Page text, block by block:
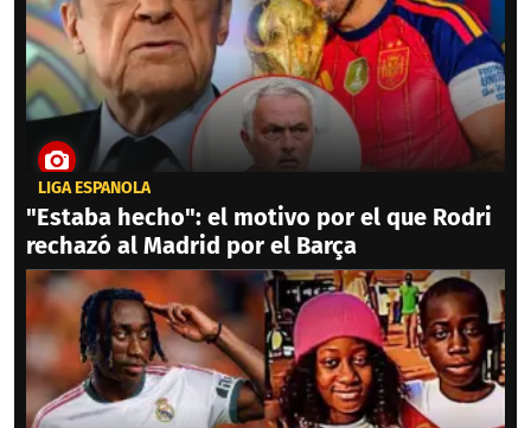
LIGA ESPAÑOLA
"Estaba hecho": el motivo por el que Rodri
rechazó al Madrid por el Barça